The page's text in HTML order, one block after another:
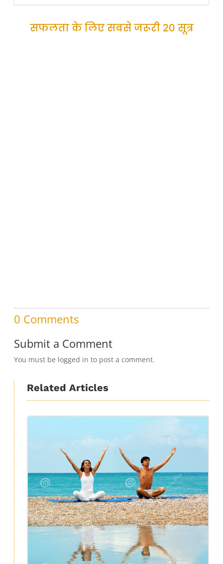
सफलता के लिए सबसे जरूरी 20 सूत्र
0 Comments
Submit a Comment
You must be logged in to post a comment.
Related Articles